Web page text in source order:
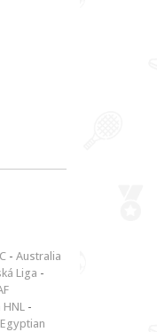
- Australia
Liga -
-
Egyptian